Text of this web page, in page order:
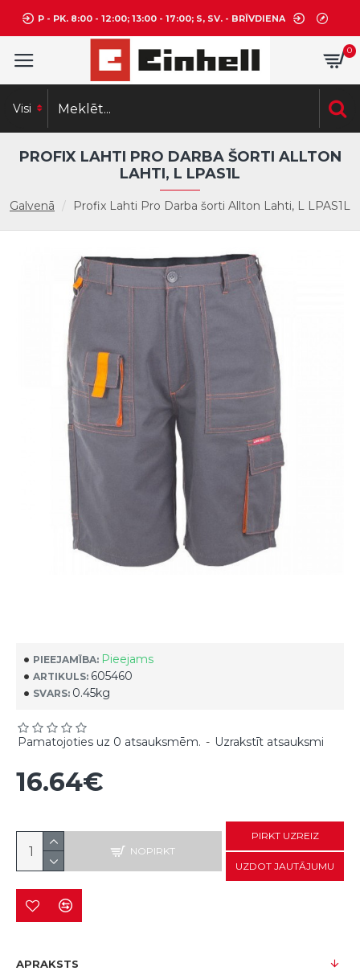
P - PK. 8:00 - 12:00; 13:00 - 17:00; S, SV. - BRĪVDIENA
0
Visi
Galvenā Profix Lahti Pro Darba šorti Allton Lahti, L LPAS1L
PROFIX LAHTI PRO DARBA ŠORTI ALLTON
LAHTI, L LPAS1L
PIEEJAMĪBA: Pieejams
ARTIKULS: 605460
SVARS: 0.45kg
Pamatojoties uz 0 atsauksmēm. - Uzrakstīt atsauksmi
16.64€
NOPIRKT
PIRKT UZREIZ
UZDOT JAUTĀJUMU
APRAKSTS